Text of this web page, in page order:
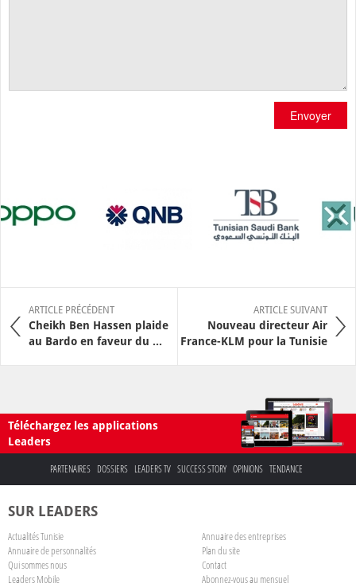
Envoyer
ARTICLE PRÉCÉDENT
Cheikh Ben Hassen plaide
au Bardo en faveur du ...
ARTICLE SUIVANT
Nouveau directeur Air
France-KLM pour la Tunisie
Téléchargez les applications
Leaders
PARTENAIRES DOSSIERS LEADERS TV SUCCESS STORY OPINIONS TENDANCE
SUR LEADERS
Actualités Tunisie
Annuaire des entreprises
Annuaire de personnalités
Plan du site
Qui sommes nous
Contact
Leaders Mobile
Abonnez-vous au mensuel